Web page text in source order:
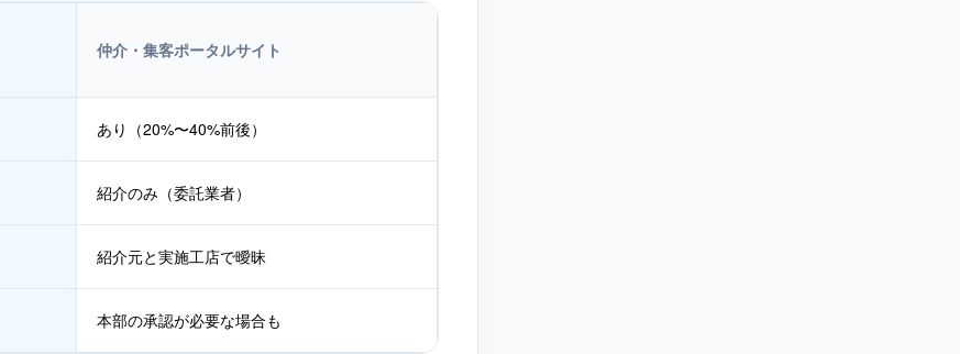
仲介・集客ポータルサイト
あり（20%〜40%前後）
紹介のみ（委託業者）
紹介元と実施工店で曖昧
本部の承認が必要な場合も